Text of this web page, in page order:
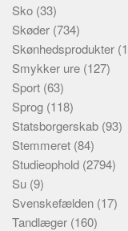
Sko (33)
Skøder (734)
Skønhedsprodukter
Smykker ure (127)
Sport (63)
Sprog (118)
Statsborgerskab (93)
Stemmeret (84)
Studieophold (2794)
Su (9)
Svenskefælden (17)
Tandlæger (160)